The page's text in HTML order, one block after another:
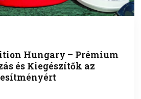
Hungary – Prémium
és Kiegészítők az